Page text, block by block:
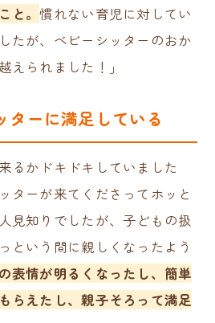
と。慣れない育児に対してい
たが、ベビーシッターのおか
えられました！」
ターに満足している
るかドキドキしていました
ターが来てくださってホッと
見知りでしたが、子どもの扱
という間に親しくなったよう
表情が明るくなったし、簡単
らえたし、親子そろって満足